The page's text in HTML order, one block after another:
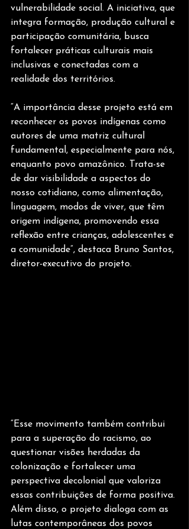
vulnerabilidade social. A iniciativa, que
integra formação, produção cultural e
participação comunitária, busca
fortalecer práticas culturais mais
inclusivas e conectadas com a
realidade dos territórios.
“A importância desse projeto está em
reconhecer os povos indígenas como
autores de uma matriz cultural
fundamental, especialmente para nós,
enquanto povo amazônico. Trata-se
de dar visibilidade a aspectos do
nosso cotidiano, como alimentação,
linguagem, modos de viver, que têm
origem indígena, promovendo essa
reflexão entre crianças, adolescentes e
a comunidade”, destaca Bruno Santos,
diretor-executivo do projeto.
“Esse movimento também contribui
para a superação do racismo, ao
questionar visões herdadas da
colonização e fortalecer uma
perspectiva decolonial que valoriza
essas contribuições de forma positiva.
Além disso, o projeto dialoga com as
lutas contemporâneas dos povos